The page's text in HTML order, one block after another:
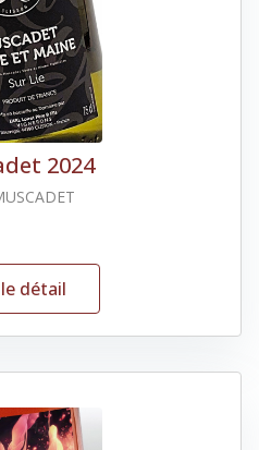
2024
détail